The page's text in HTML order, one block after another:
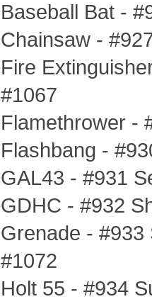
Baseball Bat -
Chainsaw -
Fire
#1067
Flamethrower -
Flashbang -
GAL43 - #931
GDHC - #932
Grenade - #933
#1072
Holt 55 - #934